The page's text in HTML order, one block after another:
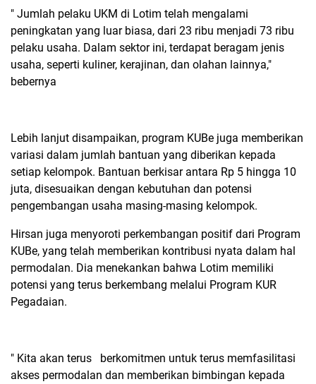
" Jumlah pelaku UKM di Lotim telah mengalami
peningkatan yang luar biasa, dari 23 ribu menjadi 73 ribu
pelaku usaha. Dalam sektor ini, terdapat beragam jenis
usaha, seperti kuliner, kerajinan, dan olahan lainnya,"
bebernya
Lebih lanjut disampaikan, program KUBe juga memberikan
variasi dalam jumlah bantuan yang diberikan kepada
setiap kelompok. Bantuan berkisar antara Rp 5 hingga 10
juta, disesuaikan dengan kebutuhan dan potensi
pengembangan usaha masing-masing kelompok.
Hirsan juga menyoroti perkembangan positif dari Program
KUBe, yang telah memberikan kontribusi nyata dalam hal
permodalan. Dia menekankan bahwa Lotim memiliki
potensi yang terus berkembang melalui Program KUR
Pegadaian.
" Kita akan terus berkomitmen untuk terus memfasilitasi
akses permodalan dan memberikan bimbingan kepada